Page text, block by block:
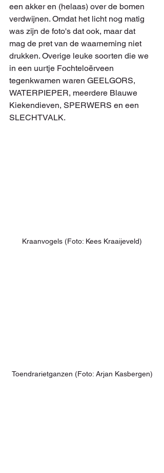
een akker en (helaas) over de bomen
verdwijnen. Omdat het licht nog matig
was zijn de foto's dat ook, maar dat
mag de pret van de waarneming niet
drukken. Overige leuke soorten die we
in een uurtje Fochteloërveen
tegenkwamen waren GEELGORS,
WATERPIEPER, meerdere Blauwe
Kiekendieven, SPERWERS en een
SLECHTVALK.
Kraanvogels (Foto: Kees Kraaijeveld)
Toendrarietganzen (Foto: Arjan Kasbergen)